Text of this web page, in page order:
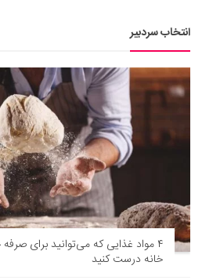
انتخاب سردبیر
۴ مواد غذایی که می‌توانید برای
خانه درست کنید